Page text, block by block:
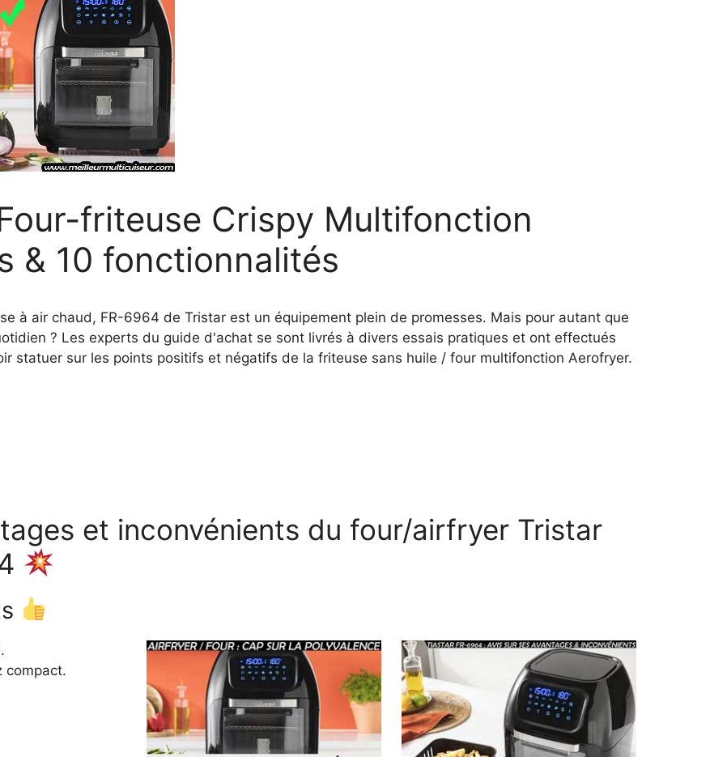
friteuse Crispy Multifonction
& 10 fonctionnalités
à air chaud, FR-6964 de Tristar est un équipement plein de promesses. Mais pour autant que
? Les experts du guide d'achat se sont livrés à divers essais pratiques et ont effectués
statuer sur les points positifs et négatifs de la friteuse sans huile / four multifonction Aerofryer.
et inconvénients du four/airfryer Tristar
compact.